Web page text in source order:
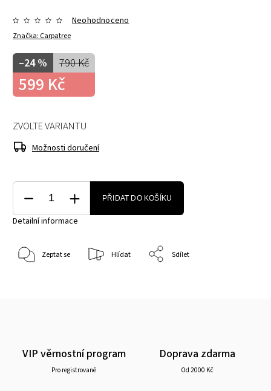
Značka: Carpatree
Neohodnoceno
790 Kč
–24 %
599 Kč
ZVOLTE VARIANTU
Možnosti doručení
PŘIDAT DO KOŠÍKU
Detailní informace
Zeptat se Hlídat Sdílet
VIP věrnostní program
Pro registrované
Doprava zdarma
Od 2000 Kč